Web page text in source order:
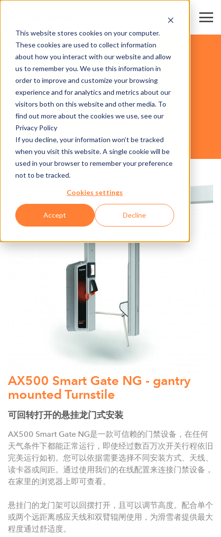
This website stores cookies on your computer.
These cookies are used to collect information
about how you interact with our website and allow
us to remember you. We use this information in
order to improve and customize your browsing
experience and for analytics and metrics about our
visitors both on this website and other media. To
find out more about the cookies we use, see our
Privacy Policy
If you decline, your information won’t be tracked
when you visit this website. A single cookie will be
used in your browser to remember your preference
not to be tracked.
Cookies settings
Accept Decline
AX500 SMART GATE NG - GANTRY MOUNTED
TURNSTILE
硬件
滑雪度假区 & 目的地
AX500 Smart Gate NG - gantry
mounted Turnstile
可回转打开的悬挂龙门式安装
AX500 Smart Gate NG是一款可信赖的门禁设备，在任何
天气条件下都能正常运行，即使经过数百万次开关行程依旧
完美运行如初。您可以依据需要选择不同安装方式、天线、
读卡器或间距。通过使用我们的在线配置来连接门禁设备，
在家里的浏览器上即可查看。
悬挂门的龙门架可以回摆打开，且可以调节高度。配合单个
或两个远距离感应天线和双臂辊闸使用，为滑雪者提供最大
程度通过舒适度。